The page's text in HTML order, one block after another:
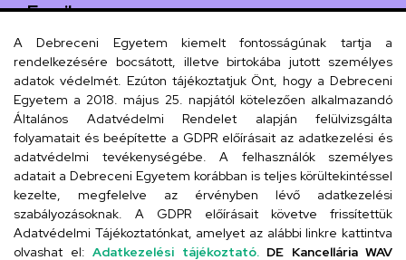
Email
arany.titkarsag@arany-alt.unideb.hu
Cím
4026 Debrecen, Arany János tér 1.
Szervezeti telefonkönyv
A Debreceni Egyetem kiemelt fontosságúnak tartja a
rendelkezésére bocsátott, illetve birtokába jutott személyes
adatok védelmét. Ezúton tájékoztatjuk Önt, hogy a Debreceni
Egyetem a 2018. május 25. napjától kötelezően alkalmazandó
Általános Adatvédelmi Rendelet alapján felülvizsgálta
folyamatait és beépítette a GDPR előírásait az adatkezelési és
adatvédelmi tevékenységébe. A felhasználók személyes
adatait a Debreceni Egyetem korábban is teljes körültekintéssel
kezelte, megfelelve az érvényben lévő adatkezelési
szabályozásoknak. A GDPR előírásait követve frissítettük
Adatvédelmi Tájékoztatónkat, amelyet az alábbi linkre kattintva
olvashat el: Adatkezelési tájékoztató. DE Kancellária WAV